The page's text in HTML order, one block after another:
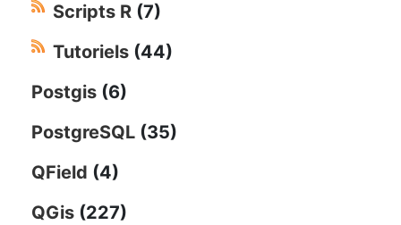
Scripts R (7)
Tutoriels (44)
Postgis (6)
PostgreSQL (35)
QField (4)
QGis (227)